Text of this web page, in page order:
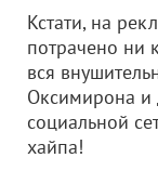
Кстати, на
потрачено ни
вся
Оксимирона и
социальной
хайпа!